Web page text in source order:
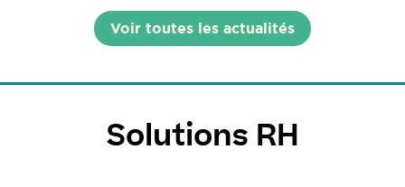
Voir toutes les actualités
Solutions RH